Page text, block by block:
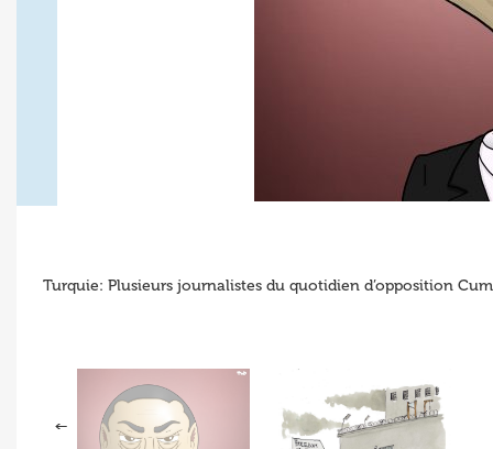
Turquie: Plusieurs journalistes du quotidien d’opposition